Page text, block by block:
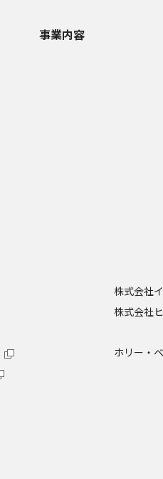
事業内容
株式会社
株式会社
ホリー・